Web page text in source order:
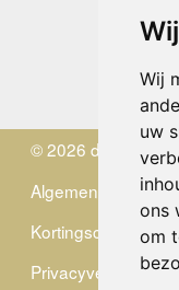
Wij
uw
ons
om
Donderdag
Vrijdag
© 2026 de Zwerver
Algemene
Kortingscode
Privacyverklaring